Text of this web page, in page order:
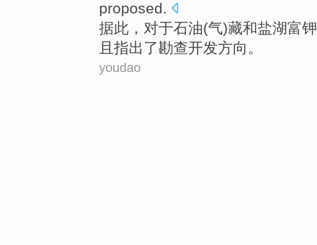
proposed.
据此 ， 对于石油(气)藏和盐湖富钾
且 指出了勘查开发方向。
youdao